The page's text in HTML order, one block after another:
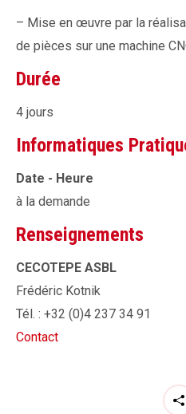
– Mise en œuvre par la
de pièces sur une machine
Durée
4 jours
Informatiques
Date - Heure
à la demande
Renseignements
CECOTEPE ASBL
Frédéric Kotnik
Tél. : +32 (0)4 237 34 91
Contact